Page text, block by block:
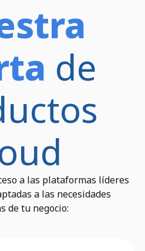
de
a las plataformas líderes
a las necesidades
de tu negocio: